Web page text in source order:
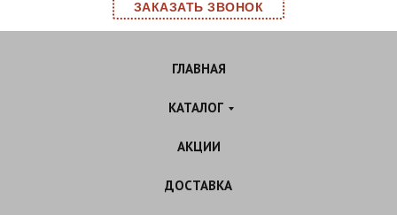
ЗАКАЗАТЬ ЗВОНОК
ГЛАВНАЯ
КАТАЛОГ
АКЦИИ
ДОСТАВКА